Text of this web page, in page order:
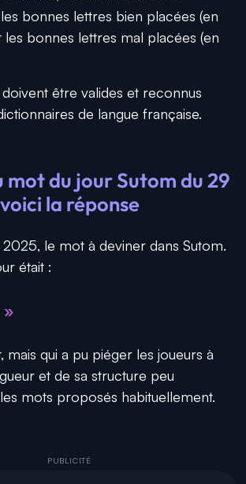
bonnes lettres bien placées (en
les bonnes lettres mal placées (en
être valides et reconnus
de langue française.
mot du jour Sutom du 29
la réponse
le mot à deviner dans Sutom.
était :
»
mais qui a pu piéger les joueurs à
et de sa structure peu
mots proposés habituellement.